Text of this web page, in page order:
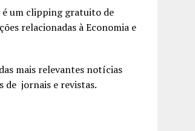
é um clipping gratuito de
relacionadas à Economia e
mais relevantes notícias
de jornais e revistas.